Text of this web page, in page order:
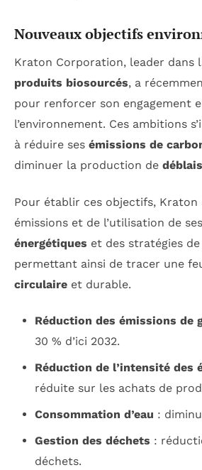
Nouveaux objectifs
Kraton Corporation, leader dans
produits biosourcés, a
pour renforcer son engagement
l’environnement. Ces ambitions
à réduire ses émissions de
diminuer la production de déblais
Pour établir ces objectifs, Kraton
émissions et de l’utilisation de
énergétiques et des stratégies
permettant ainsi de tracer une
circulaire et durable.
Réduction des émissions de
30 % d’ici 2032.
Réduction de l’intensité des
réduite sur les achats de
Consommation d’eau :
Gestion des déchets :
déchets.